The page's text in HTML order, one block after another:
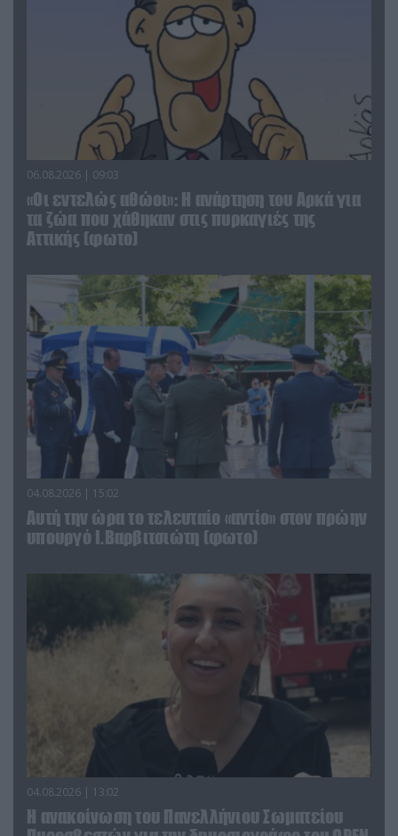
06.08.2026 | 09:03
«Οι εντελώς αθώοι»: Η ανάρτηση του Αρκά για
τα ζώα που χάθηκαν στις πυρκαγιές της
Αττικής (φωτο)
04.08.2026 | 15:02
Αυτή την ώρα το τελευταίο «αντίο» στον πρώην
υπουργό Ι.Βαρβιτσιώτη (φωτο)
04.08.2026 | 13:02
Η ανακοίνωση του Πανελλήνιου Σωματείου